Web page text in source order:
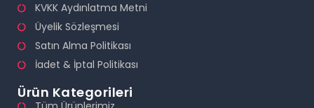
KVKK Aydınlatma Metni
Üyelik Sözleşmesi
Satın Alma Politikası
İadet & İptal Politikası
Ürün Kategorileri